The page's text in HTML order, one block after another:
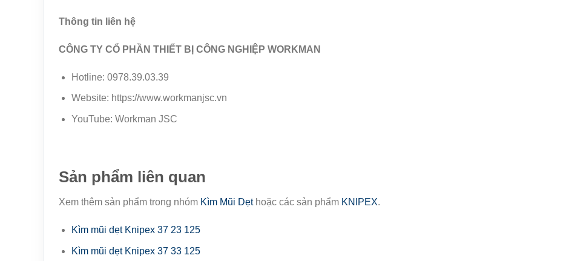
Thông tin liên hệ
CÔNG TY CỔ PHẦN THIẾT BỊ CÔNG NGHIỆP WORKMAN
Hotline: 0978.39.03.39
Website: https://www.workmanjsc.vn
YouTube: Workman JSC
Sản phẩm liên quan
Xem thêm sản phẩm trong nhóm Kìm Mũi Dẹthoặc các sản phẩm KNIPEX.
Kìm mũi dẹt Knipex 37 23 125
Kìm mũi dẹt Knipex 37 33 125